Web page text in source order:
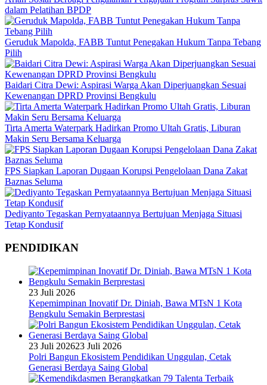
dalam Pelatihan BPDP
Geruduk Mapolda, FABB Tuntut Penegakan Hukum Tanpa Tebang
Pilih
Baidari Citra Dewi: Aspirasi Warga Akan Diperjuangkan Sesuai
Kewenangan DPRD Provinsi Bengkulu
Tirta Amerta Waterpark Hadirkan Promo Ultah Gratis, Liburan
Makin Seru Bersama Keluarga
FPS Siapkan Laporan Dugaan Korupsi Pengelolaan Dana Zakat
Baznas Seluma
Dediyanto Tegaskan Pernyataannya Bertujuan Menjaga Situasi
Tetap Kondusif
PENDIDIKAN
23 Juli 2026
Kepemimpinan Inovatif Dr. Diniah, Bawa MTsN 1 Kota
Bengkulu Semakin Berprestasi
23 Juli 202623 Juli 2026
Polri Bangun Ekosistem Pendidikan Unggulan, Cetak
Generasi Berdaya Saing Global